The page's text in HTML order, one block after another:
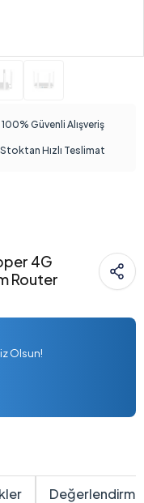
100% Güvenli Alışveriş
Stoktan Hızlı Teslimat
4G
Router
Olsun!